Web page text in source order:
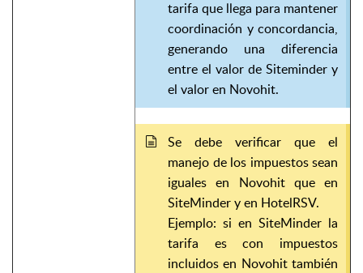
tarifa que llega para mantener
coordinación y concordancia,
generando una diferencia
entre el valor de Siteminder y
el valor en Novohit.
Se debe verificar que el
manejo de los impuestos sean
iguales en Novohit que en
SiteMinder y en HotelRSV.
Ejemplo: si en SiteMinder la
tarifa es con impuestos
incluidos en Novohit también